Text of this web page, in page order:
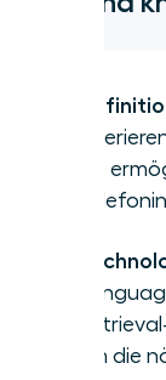
Sie
um die